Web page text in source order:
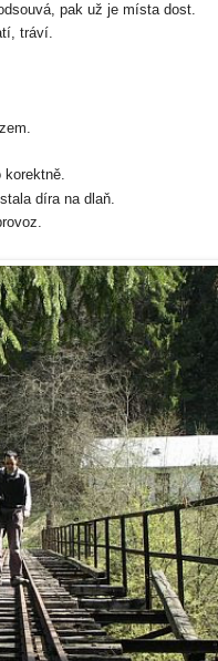
pak už je místa dost.
tráví.
korektně.
díra na dlaň.